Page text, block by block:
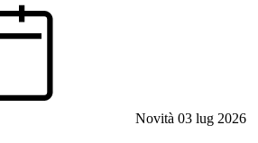
Novità 03 lug 2026